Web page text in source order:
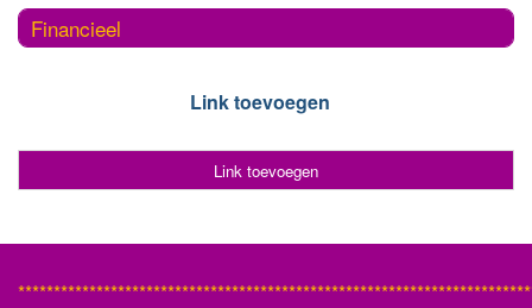
Financieel
Link toevoegen
Link toevoegen